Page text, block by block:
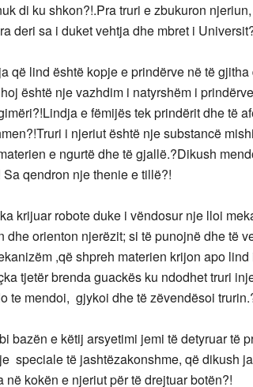
di ku shkon?!.Pra truri e zbukuron
deri sa i duket vehtja dhe mbret i
që lind është kopje e prindërve në të
është nje vazhdim i natyrshëm i
e fëmijës tek prindërit dhe të
i njeriut është nje substancë
e ngurtë dhe të gjallë.?Dikush
Sa qendron nje thenie e tillë?!
krijuar robote duke i vëndosur nje lloi
dhe orienton njerëzit; si të punojnë dhe të
,që shpreh materien krijon apo
tjetër brenda guackës ku ndodhet truri
te mendoi, gjykoi dhe të zëvendësoi
bazën e këtij arsyetimi jemi të detyruar të
speciale të jashtëzakonshme, që dikush
në kokën e njeriut për të drejtuar botën?!